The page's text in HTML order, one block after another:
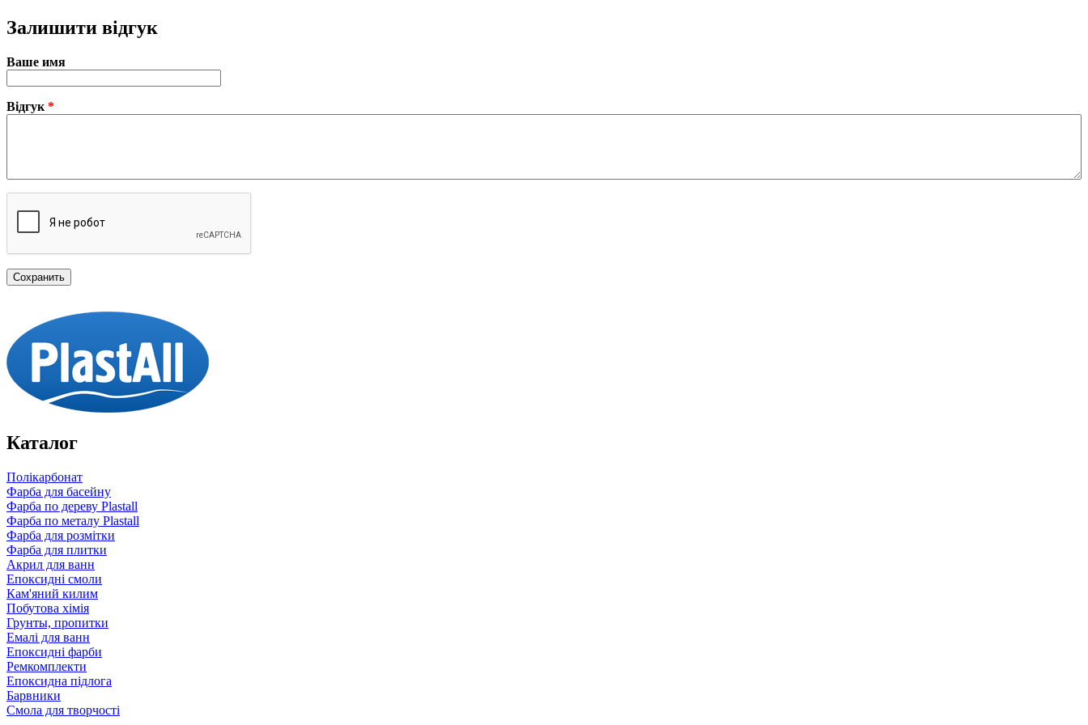
Залишити відгук
Ваше имя
Відгук *
Каталог
Полікарбонат
Фарба для басейну
Фарба по дереву Plastall
Фарба по металу Plastall
Фарба для розмітки
Фарба для плитки
Акрил для ванн
Епоксидні смоли
Кам'яний килим
Побутова хімія
Грунты, пропитки
Емалі для ванн
Епоксидні фарби
Ремкомплекти
Епоксидна підлога
Барвники
Смола для творчості